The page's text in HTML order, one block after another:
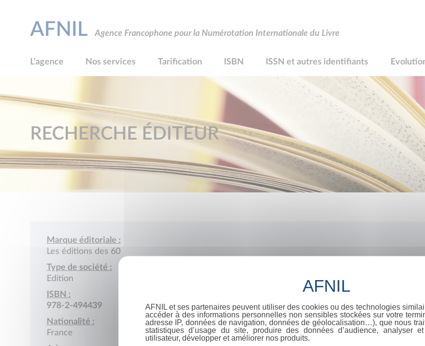
AFNIL Agence Francophone pour la Numérotation Internationale du Livre
L’agence Nos services Tarification ISBN ISSN et autres identifiants
RECHERCHE ÉDITEUR
Marque éditoriale :
Les éditions des 60
Type de société :
Edition
ISBN :
978-2-494439
Nationalité :
France
AFNIL et ses partenaires peuvent utiliser des cookies ou des technologies
accéder à des informations personnelles non sensibles stockées sur votre
adresse IP, données de navigation, données de géolocalisation…), que nous
statistiques d’usage du site, produire des données d’audience, analyser
utilisateur, développer et améliorer nos produits.